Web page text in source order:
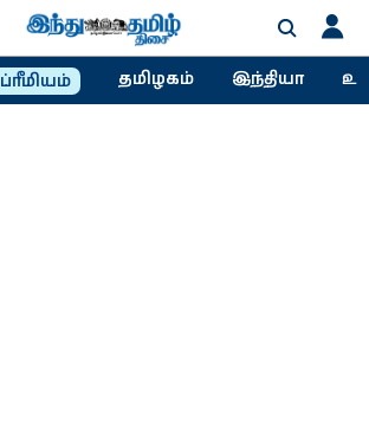
ப்ரீமியம் தமிழகம் இந்தியா